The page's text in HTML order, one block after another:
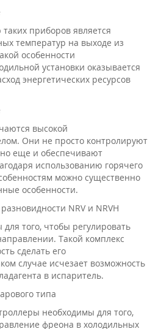
приборов является
температур на выходе из
особенности
установки оказывается
энергетических ресурсов
высокой
Они не просто контролируют
еще и обеспечивают
использованию горячего
можно существенно
особенности.
NRV и NRVH
того, чтобы регулировать
Такой комплекс
сделать его
случае исчезает возможность
в испаритель.
типа
необходимы для того,
фреона в холодильных